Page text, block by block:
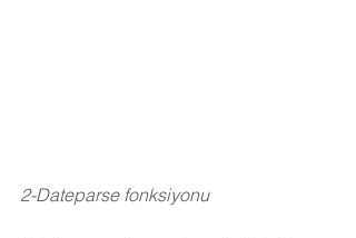
2-Dateparse fonksiyonu